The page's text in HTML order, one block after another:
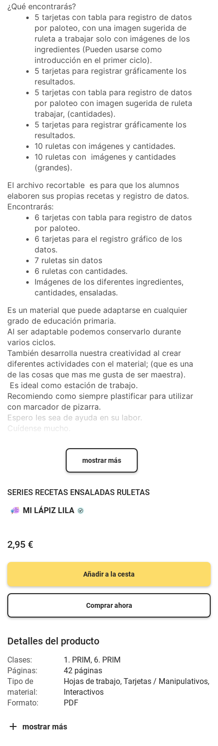
¿Qué encontrarás?
5 tarjetas con tabla para registro de datos
por paloteo, con una imagen sugerida de
ruleta a trabajar solo con imágenes de los
ingredientes (Pueden usarse como
introducción en el primer ciclo).
5 tarjetas para registrar gráficamente los
resultados.
5 tarjetas con tabla para registro de datos
por paloteo con imagen sugerida de ruleta
trabajar, (cantidades).
5 tarjetas para registrar gráficamente los
resultados.
10 ruletas con imágenes y cantidades.
10 ruletas con imágenes y cantidades
(grandes).
El archivo recortable es para que los alumnos
elaboren sus propias recetas y registro de datos.
Encontrarás:
6 tarjetas con tabla para registro de datos
por paloteo.
6 tarjetas para el registro gráfico de los
datos.
7 ruletas sin datos
6 ruletas con cantidades.
Imágenes de los diferentes ingredientes,
cantidades, ensaladas.
Es un material que puede adaptarse en cualquier
grado de educación primaria.
Al ser adaptable podemos conservarlo durante
varios ciclos.
También desarrolla nuestra creatividad al crear
diferentes actividades con el material; (que es una
de las cosas que mas me gusta de ser maestra).
Es ideal como estación de trabajo.
Recomiendo como siempre plastificar para utilizar
con marcador de pizarra.
Espero les sea de ayuda en su labor.
Cuídense mucho.
mostrar más
SERIES RECETAS ENSALADAS RULETAS
MI LÁPIZ LILA
2,95 €
Añadir a la cesta
Comprar ahora
Detalles del producto
Clases:
1. PRIM, 6. PRIM
Páginas:
42 páginas
Tipo de
material:
Hojas de trabajo, Tarjetas / Manipulativos,
Interactivos
Formato:
PDF
mostrar más